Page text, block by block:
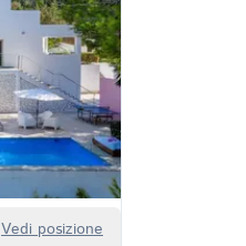
Vedi posizione